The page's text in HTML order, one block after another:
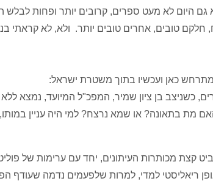
היום לא מעט ספרים, קרובים יותר ופחות לבלש
טובים, אחרים טובים יותר. ולא, לא קראתי
כאן ועכשיו בתוך משטרת ישראל:
כשניצב בן ציון שמיר, המפכ"ל המיועד, נמצא
מת בתאונה? או שמא נרצח? למי היה עניין
קצת מכותרות העיתונים, יחד עם ערימות של
ריאליסטי למדי, למרות שלפעמים נדמה שעודף